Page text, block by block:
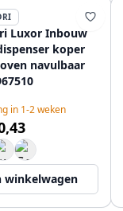
Luxor Inbouw
koper
navulbaar
in 1-2 weken
winkelwagen